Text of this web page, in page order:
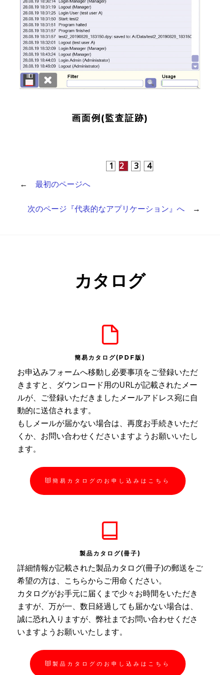
画面例(監査証跡)
1 2 3
4
← 最初のページへ
次のページ『代表的なアプリケーション』へ →
カタログ
簡易カタログ(PDF版)
お申込みフォームへ移動し必要事項をご登録いただ
きますと、ダウンロード用のURLが記載されたメー
ルが、ご登録いただきましたメールアドレス宛に自
動的に送信されます。
もしメールが届かない場合は、再度お手続きいただ
くか、お問い合わせくださいますようお願いいたし
ます。
簡易カタログのお申し込みはこちら
製品カタログ(冊子)
詳細情報が記載された製品カタログ(冊子)の郵送をご
希望の方は、こちらからご用命ください。
カタログがお手元に届くまで少々お時間をいただき
ますが、万が一、数日経過しても届かない場合は、
誠に恐れ入りますが、弊社までお問い合わせくださ
いますようお願いいたします。
製品カタログのお申し込みはこちら